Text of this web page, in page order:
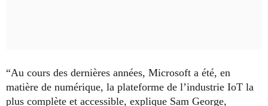
“Au cours des dernières années, Microsoft a été, en
matière de numérique, la plateforme de l’industrie IoT la
plus complète et accessible, explique Sam George,